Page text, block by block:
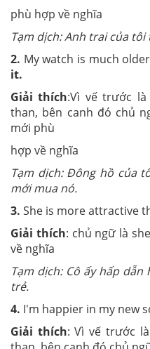
phù hợp về nghĩa
Tạm dịch: Anh trai của
2. My watch is much older
it.
Giải thích:Vì vế trước
than, bên canh đó chủ
mới phù
hợp về nghĩa
Tạm dịch: Đông hồ của
mới mua nó.
3. She is more attractive
Giải thích: chủ ngữ là
về nghĩa
Tạm dịch: Cô ấy hấp
trẻ.
4. I'm happier in my new
Giải thích: Vì vế trước